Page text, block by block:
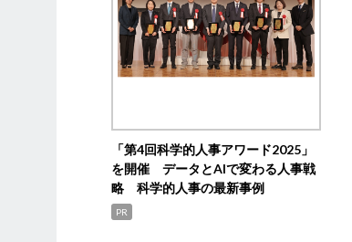
「第4回科学的人事アワード2025」
を開催 データとAIで変わる人事戦
略 科学的人事の最新事例
PR